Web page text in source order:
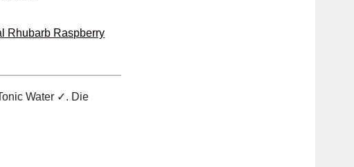
Rhubarb Raspberry
Water ✓. Die